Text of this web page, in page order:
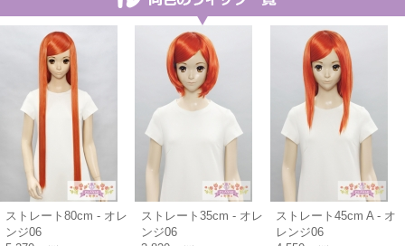
ストレート80cm - オレ
ンジ06
ストレート35cm - オレ
ンジ06
ストレート45cm A - オ
レンジ06